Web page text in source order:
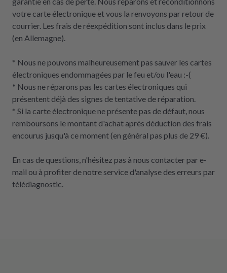
votre carte électronique et vous la renvoyons par retour de
courrier. Les frais de réexpédition sont inclus dans le prix
(en Allemagne).
* Nous ne pouvons malheureusement pas sauver les cartes
électroniques endommagées par le feu et/ou l'eau :-(
* Nous ne réparons pas les cartes électroniques qui
présentent déjà des signes de tentative de réparation.
* Si la carte électronique ne présente pas de défaut, nous
remboursons le montant d'achat après déduction des frais
encourus jusqu'à ce moment (en général pas plus de 29 €).
En cas de questions, n'hésitez pas à nous contacter par e-
mail ou à profiter de notre service d'analyse des erreurs par
télédiagnostic.